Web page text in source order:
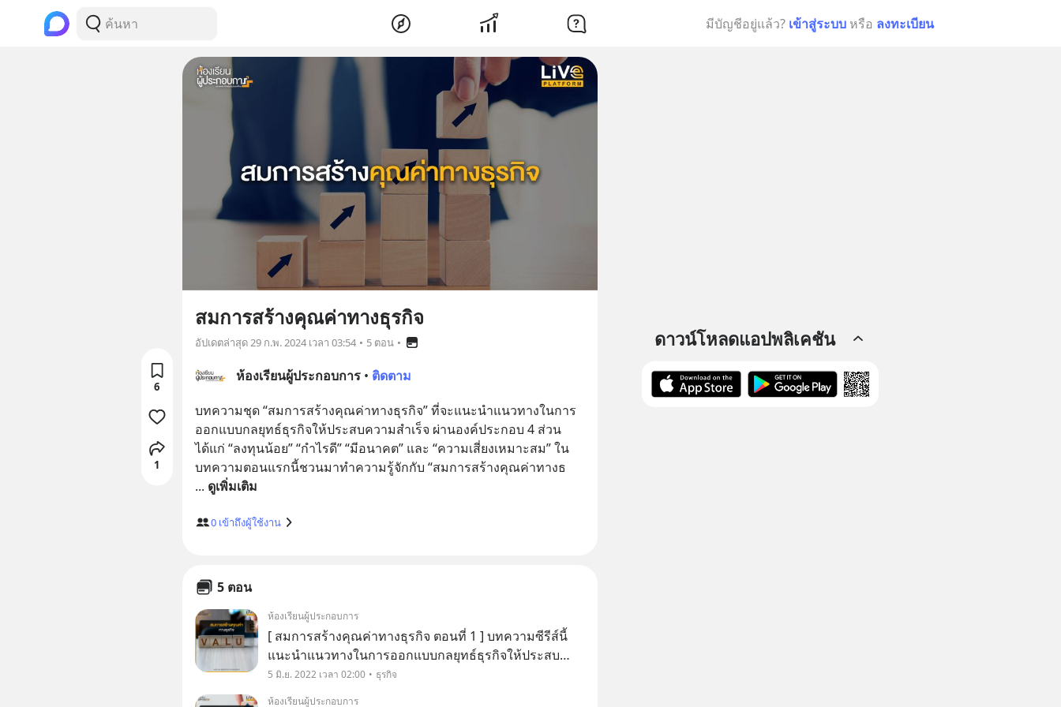
มีบัญชีอยู่แล้ว? เข้าสู่ระบบ หรือ ลงทะเบียน
6
1
สมการสร้างคุณค่าทางธุรกิจ
อัปเดตล่าสุด29 ก.พ. 2024 เวลา 03:54 • 5 ตอน •
ห้องเรียนผู้ประกอบการ • ติดตาม
บทความชุด “สมการสร้างคุณค่าทางธุรกิจ” ที่จะแนะนำแนวทางในการ
ออกแบบกลยุทธ์ธุรกิจให้ประสบความสำเร็จ ผ่านองค์ประกอบ 4 ส่วน
ได้แก่ “ลงทุนน้อย” “กำไรดี” “มีอนาคต” และ “ความเสี่ยงเหมาะสม” ใน
... ดูเพิ่มเติม
0 เข้าถึงผู้ใช้งาน
5 ตอน
ห้องเรียนผู้ประกอบการ
[ สมการสร้างคุณค่าทางธุรกิจ ตอนที่ 1 ] บทความซีรีส์นี้
แนะนำแนวทางในการออกแบบกลยุทธ์ธุรกิจให้ประสบ
ความสำเร็จ ผ่านองค์ประกอบ 4 ส่วน ได้แก่ “ลงทุนน้อย”
“กำไรดี” “มีอนาคต” และ “ความเสี่ยงเหมาะสม” ในบทควา
5 มิ.ย. 2022 เวลา 02:00
ธุรกิจ
ห้องเรียนผู้ประกอบการ
ดาวน์โหลดแอปพลิเคชัน